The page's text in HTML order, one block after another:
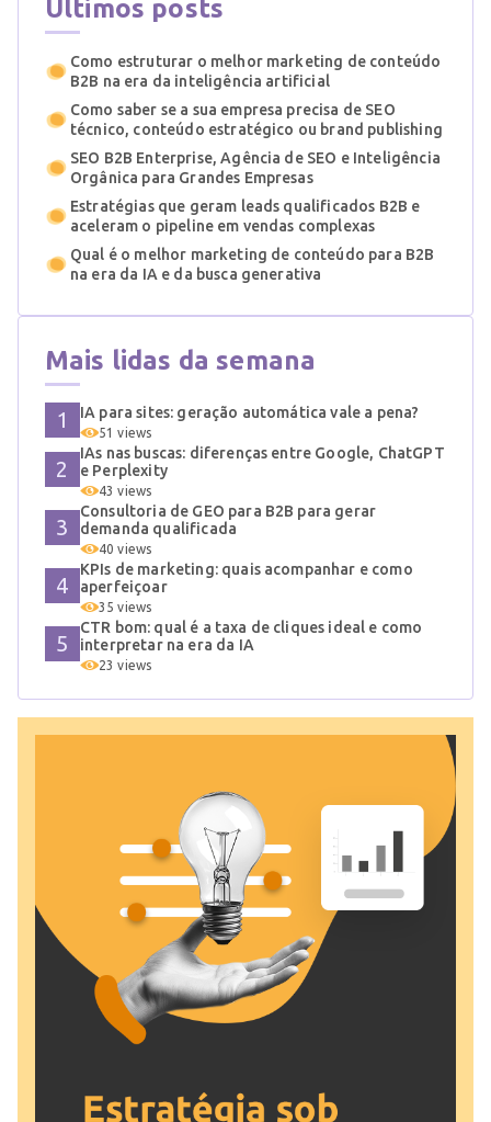
Últimos posts
Como estruturar o melhor marketing de conteúdo
B2B na era da inteligência artificial
Como saber se a sua empresa precisa de SEO
técnico, conteúdo estratégico ou brand publishing
SEO B2B Enterprise, Agência de SEO e Inteligência
Orgânica para Grandes Empresas
Estratégias que geram leads qualificados B2B e
aceleram o pipeline em vendas complexas
Qual é o melhor marketing de conteúdo para B2B
na era da IA e da busca generativa
Mais lidas da semana
IA para sites: geração automática vale a pena?
51 views
IAs nas buscas: diferenças entre Google, ChatGPT
e Perplexity
43 views
Consultoria de GEO para B2B para gerar
demanda qualificada
40 views
KPIs de marketing: quais acompanhar e como
aperfeiçoar
35 views
CTR bom: qual é a taxa de cliques ideal e como
interpretar na era da IA
23 views